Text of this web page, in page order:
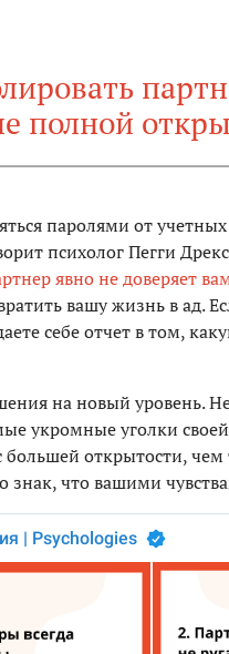
полной
паролями от
психолог Пегги
явно не доверяет
вашу жизнь в ад.
себе отчет в том,
на новый уровень.
укромные уголки
большей открытости,
знак, что вашими